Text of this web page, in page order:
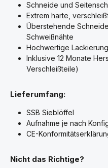
Schneide und
Extrem harte,
Überstehende
Schweißnähte
Hochwertige Lackierung
Inklusive 12 Monate
Verschleißteile)
Lieferumfang:
SSB Sieblöffel
Aufnahme je nach
CE-
Nicht das Richtige?